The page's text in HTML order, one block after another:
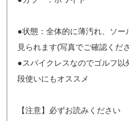
●状態：全体的に薄汚れ、ソー
見られます(写真でご確認くだ
●スパイクレスなのでゴルフ以
段使いにもオススメ
【注意】必ずお読みください